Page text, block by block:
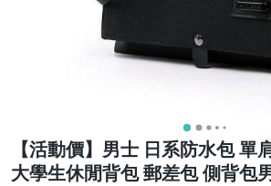
【活動價】男士 日系防水包 單
大學生休閒背包 郵差包 側背包